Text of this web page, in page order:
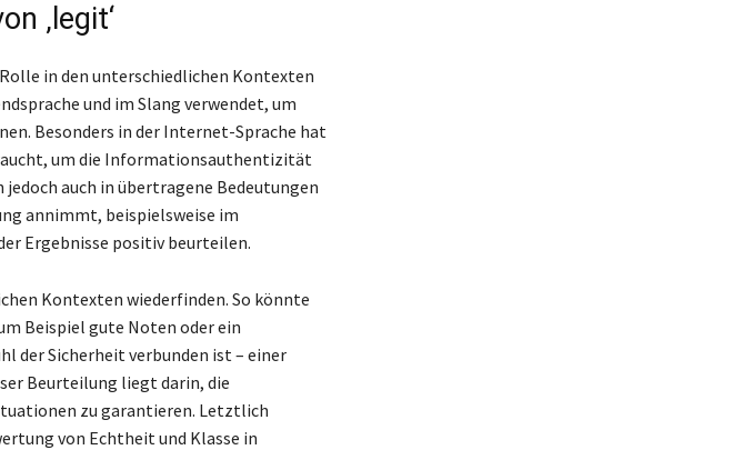
‚legit‘
in den unterschiedlichen Kontexten
und im Slang verwendet, um
Besonders in der Internet-Sprache hat
um die Informationsauthentizität
auch in übertragene Bedeutungen
annimmt, beispielsweise im
Ergebnisse positiv beurteilen.
Kontexten wiederfinden. So könnte
Beispiel gute Noten oder ein
der Sicherheit verbunden ist – einer
Beurteilung liegt darin, die
zu garantieren. Letztlich
von Echtheit und Klasse in